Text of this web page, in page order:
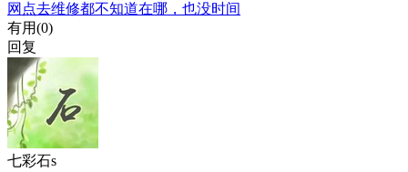
网点去维修都不知道在哪，也没时间
有用(0)
回复
七彩石s